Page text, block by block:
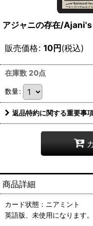
アジャニの存在/
販売価格: 10円(税込)
在庫数 20点
数量:
返品特約に関する重要事
商品詳細
カード状態：ニアミント
英語版、未使用になります。